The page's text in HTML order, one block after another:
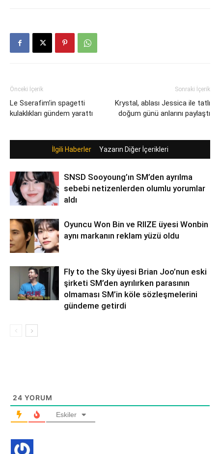
Önceki İçerik
Le Sserafim’in spagetti
kulaklıkları gündem yarattı
Sonraki İçerik
Krystal, ablası Jessica ile tatlı
doğum günü anlarını paylaştı
İlgili Haberler Yazarın Diğer İçerikleri
SNSD Sooyoung’ın SM’den ayrılma
sebebi netizenlerden olumlu yorumlar
aldı
Oyuncu Won Bin ve RIIZE üyesi Wonbin
aynı markanın reklam yüzü oldu
Fly to the Sky üyesi Brian Joo’nun eski
şirketi SM’den ayrılırken parasının
olmaması SM’in köle sözleşmelerini
gündeme getirdi
24 YORUM
Eskiler